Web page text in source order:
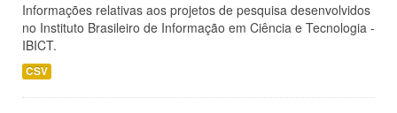
Informações relativas aos projetos de pesquisa desenvolvidos
no Instituto Brasileiro de Informação em Ciência e Tecnologia -
IBICT.
CSV